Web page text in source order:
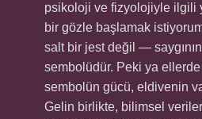
psikoloji ve fizyolojiyle ilgili
bir gözle başlamak
salt bir jest değil —
sembolüdür. Peki ya
sembolün gücü, eldivenin
Gelin birlikte, bilimsel